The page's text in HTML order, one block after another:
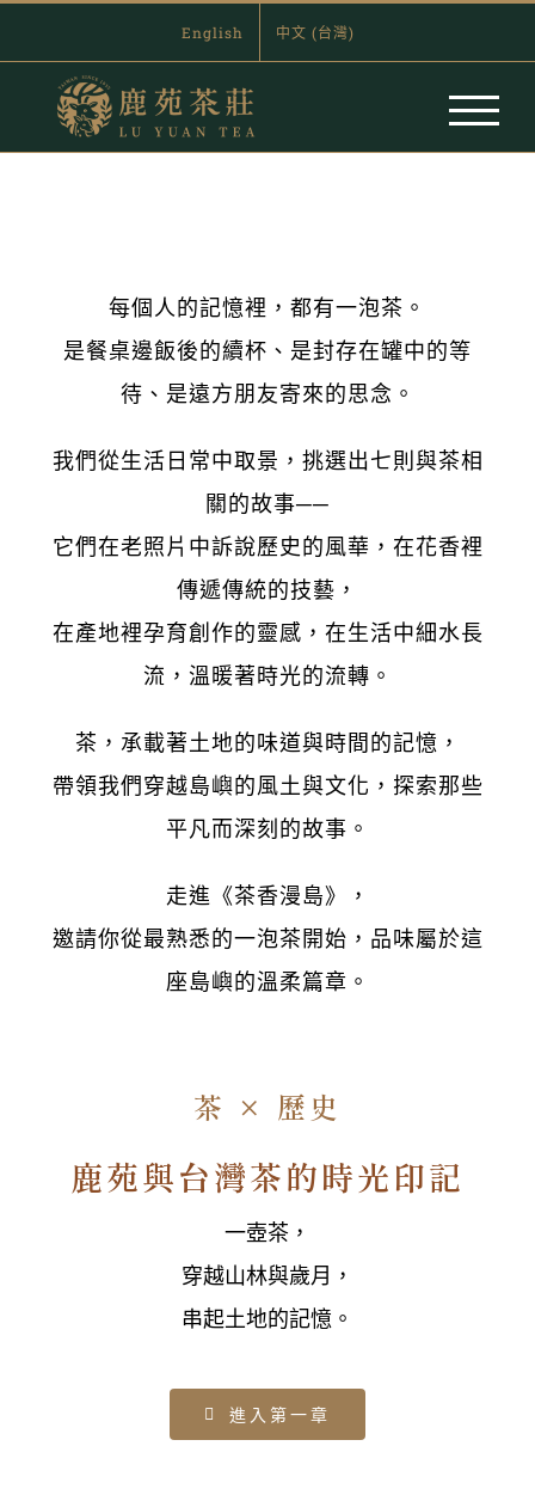
to
content
English 中文 (台灣)
每個人的記憶裡，都有一泡茶。
是餐桌邊飯後的續杯、是封存在罐中的等
待、是遠方朋友寄來的思念。
我們從生活日常中取景，挑選出七則與茶相
關的故事──
它們在老照片中訴說歷史的風華，在花香裡
傳遞傳統的技藝，
在產地裡孕育創作的靈感，在生活中細水長
流，溫暖著時光的流轉。
茶，承載著土地的味道與時間的記憶，
帶領我們穿越島嶼的風土與文化，探索那些
平凡而深刻的故事。
走進《茶香漫島》，
邀請你從最熟悉的一泡茶開始，品味屬於這
座島嶼的溫柔篇章。
茶 × 歷史
鹿苑與台灣茶的時光印記
一壺茶，
穿越山林與歲月，
串起土地的記憶。
進入第一章